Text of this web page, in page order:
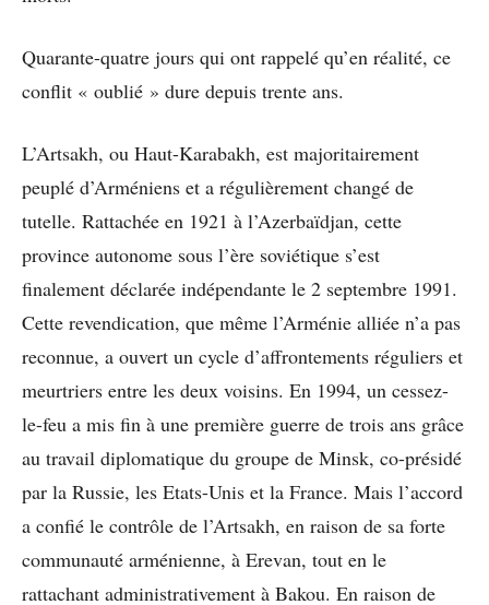
Quarante-quatre jours qui ont rappelé qu’en réalité, ce
conflit « oublié » dure depuis trente ans.
L’Artsakh, ou Haut-Karabakh, est majoritairement
peuplé d’Arméniens et a régulièrement changé de
tutelle. Rattachée en 1921 à l’Azerbaïdjan, cette
province autonome sous l’ère soviétique s’est
finalement déclarée indépendante le 2 septembre 1991.
Cette revendication, que même l’Arménie alliée n’a pas
reconnue, a ouvert un cycle d’affrontements réguliers et
meurtriers entre les deux voisins. En 1994, un cessez-
le-feu a mis fin à une première guerre de trois ans grâce
au travail diplomatique du groupe de Minsk, co-présidé
par la Russie, les Etats-Unis et la France. Mais l’accord
a confié le contrôle de l’Artsakh, en raison de sa forte
communauté arménienne, à Erevan, tout en le
rattachant administrativement à Bakou. En raison de